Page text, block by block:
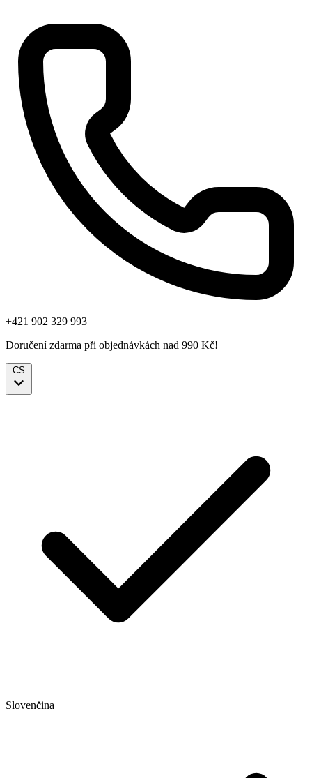
+421 902 329 993
Doručení zdarma při objednávkách nad 990 Kč!
CS
Slovenčina